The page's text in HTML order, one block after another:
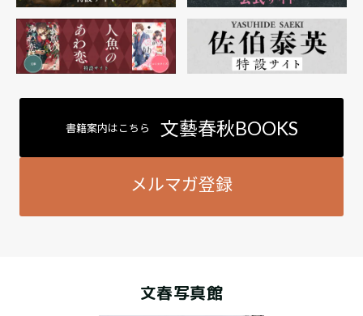
書籍案内はこちら 文藝春秋BOOKS
メルマガ登録
文春写真館